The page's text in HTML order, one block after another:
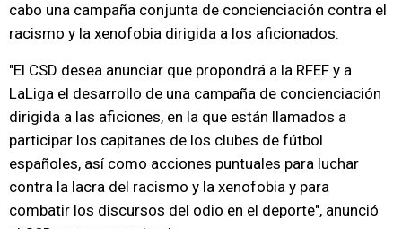
cabo una campaña conjunta de concienciación contra el
racismo y la xenofobia dirigida a los aficionados.
"El CSD desea anunciar que propondrá a la RFEF y a
LaLiga el desarrollo de una campaña de concienciación
dirigida a las aficiones, en la que están llamados a
participar los capitanes de los clubes de fútbol
españoles, así como acciones puntuales para luchar
contra la lacra del racismo y la xenofobia y para
combatir los discursos del odio en el deporte", anunció